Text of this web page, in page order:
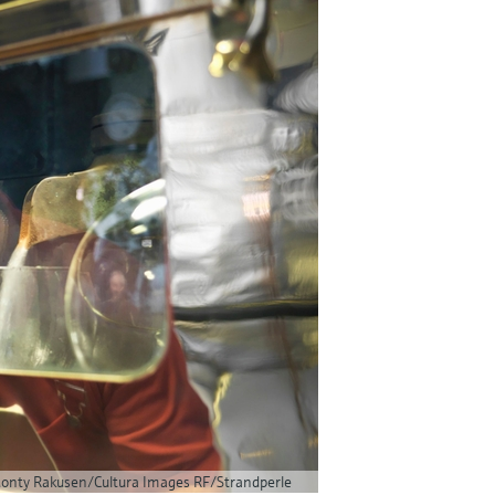
Rakusen/Cultura Images RF/Strandperle